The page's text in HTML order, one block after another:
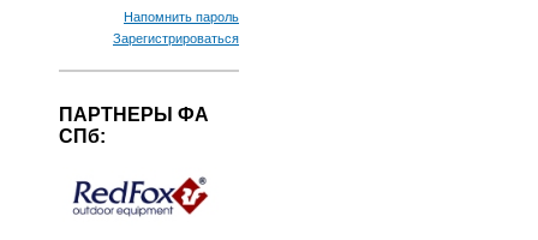
Напомнить пароль
Зарегистрироваться
ПАРТНЕРЫ ФА
СПб: